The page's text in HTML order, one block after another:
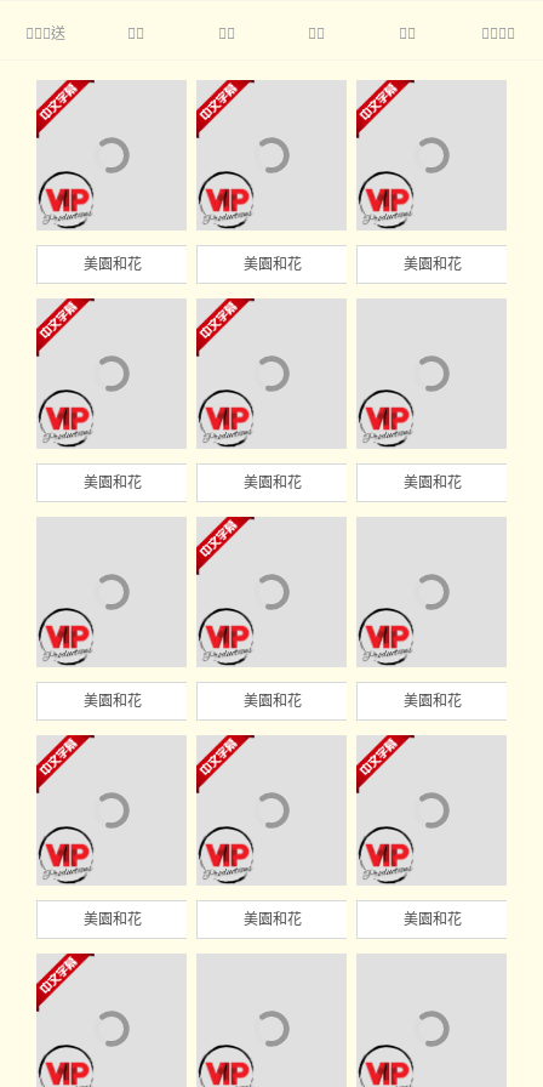
送     
美園和花 美園和花 美園和花
美園和花 美園和花 美園和花
美園和花 美園和花 美園和花
美園和花 美園和花 美園和花